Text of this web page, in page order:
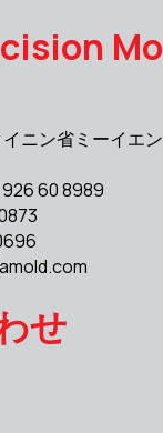
ニン省ミーイエン
60 8989
せ